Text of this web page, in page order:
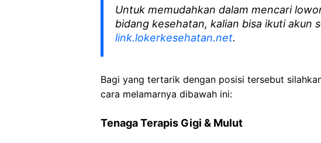
Untuk memudahkan dalam mencari
bidang kesehatan, kalian bisa ikuti akun
link.lokerkesehatan.net.
Bagi yang tertarik dengan posisi tersebut
cara melamarnya dibawah ini:
Tenaga Terapis Gigi & Mulut